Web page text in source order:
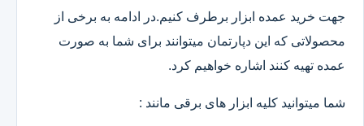
جهت خرید عمده ابزار برطرف کنیم.در ادامه به برخی از
محصولاتی که این دپارتمان میتوانند برای شما به صورت
عمده تهیه کنند اشاره خواهیم کرد.
شما میتوانید کلیه ابزار های برقی مانند :